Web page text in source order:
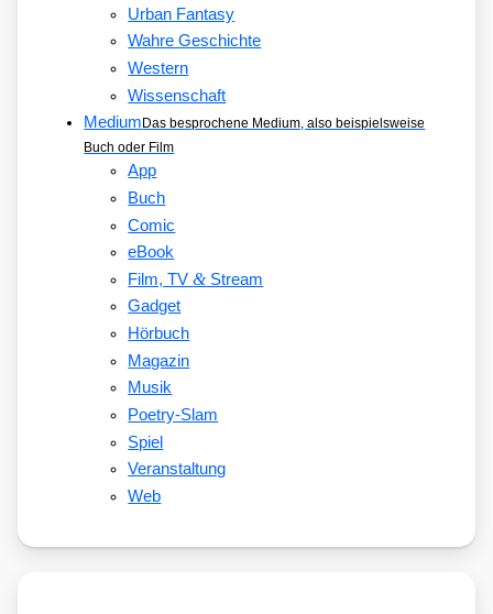
Urban Fantasy
Wahre Geschichte
Western
Wissenschaft
Medium Das besprochene Medium, also beispielsweise
Buch oder Film
App
Buch
Comic
eBook
Film, TV&Stream
Gadget
Hörbuch
Magazin
Musik
Poetry-Slam
Spiel
Veranstaltung
Web